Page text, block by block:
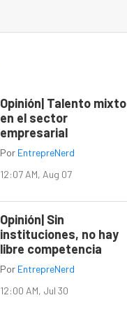
Opinión| Talento mixto
en el sector
empresarial
Por EntrepreNerd
12:07 AM, Aug 07
Opinión| Sin
instituciones, no hay
libre competencia
Por EntrepreNerd
12:00 AM, Jul 30